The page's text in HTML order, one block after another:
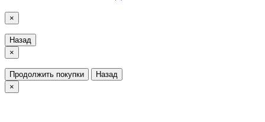
×
Назад
×
Продолжить покупки
Назад
×